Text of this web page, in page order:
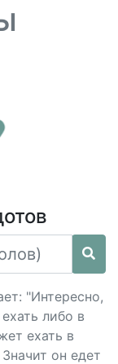
"Интересно,
либо в
ехать в
он едет